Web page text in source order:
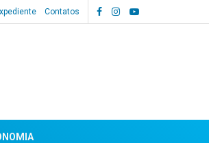
Contatos